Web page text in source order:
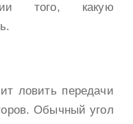
того, какую
ловить передачи
Обычный угол